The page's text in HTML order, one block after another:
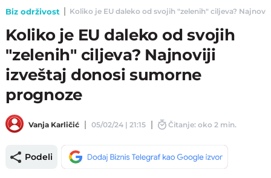
Biz održivost Koliko je EU daleko od svojih "zelenih" ciljeva?
Koliko je EU daleko od svojih
"zelenih" ciljeva? Najnoviji
izveštaj donosi sumorne
prognoze
Vanja Karličić 05/02/24 | 21:15 Čitanje: oko 2 min.
Podeli